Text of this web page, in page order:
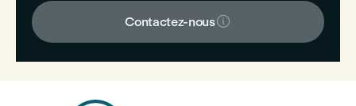
Contactez-nous